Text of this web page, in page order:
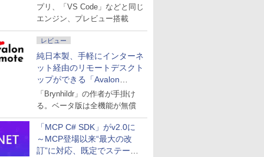
プリ、「VS Code」などと同じ
エンジン、プレビュー搭載
レビュー
純日本製、手軽にインターネ
ット経由のリモートデスクト
ップができる「Avalon
remote」
「Brynhildr」の作者が手掛け
る。ベータ版は全機能が無償
「MCP C# SDK」がv2.0に
～MCP登場以来“最大の改
訂”に対応、既定でステート